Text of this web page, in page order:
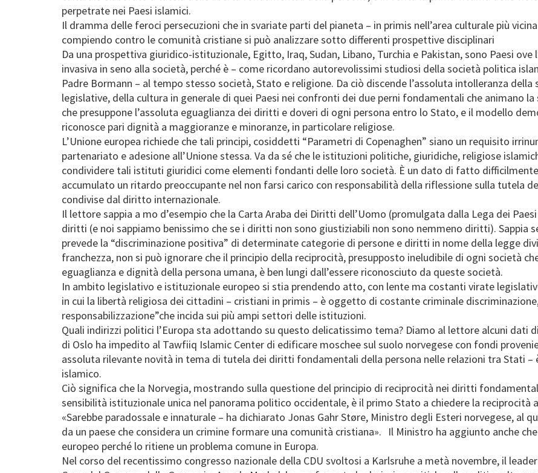
perpetrate nei Paesi islamici.
Il dramma delle feroci persecuzioni che in svariate parti del pianeta – in primis nell’area culturale più
compiendo contro le comunità cristiane si può analizzare sotto differenti prospettive disciplinari
Da una prospettiva giuridico-istituzionale, Egitto, Iraq, Sudan, Libano, Turchia e Pakistan, sono Paesi
invasiva in seno alla società, perché è – come ricordano autorevolissimi studiosi della società politica
Padre Bormann – al tempo stesso società, Stato e religione. Da ciò discende l’assoluta intolleranza
legislative, della cultura in generale di quei Paesi nei confronti dei due perni fondamentali che animano
che presuppone l’assoluta eguaglianza dei diritti e doveri di ogni persona entro lo Stato, e il modello
riconosce pari dignità a maggioranze e minoranze, in particolare religiose.
L’Unione europea richiede che tali principi, cosiddetti “Parametri di Copenaghen” siano un requisito
partenariato e adesione all’Unione stessa. Va da sé che le istituzioni politiche, giuridiche, religiose
condividere tali istituti giuridici come elementi fondanti delle loro società. È un dato di fatto
accumulato un ritardo preoccupante nel non farsi carico con responsabilità della riflessione sulla tutela
condivise dal diritto internazionale.
Il lettore sappia a mo d’esempio che la Carta Araba dei Diritti dell’Uomo (promulgata dalla Lega dei
diritti (e noi sappiamo benissimo che se i diritti non sono giustiziabili non sono nemmeno diritti). Sappia
prevede la “discriminazione positiva” di determinate categorie di persone e diritti in nome della legge
franchezza, non si può ignorare che il principio della reciprocità, presupposto ineludibile di ogni società
eguaglianza e dignità della persona umana, è ben lungi dall’essere riconosciuto da queste società.
In ambito legislativo e istituzionale europeo si stia prendendo atto, con lente ma costanti virate
in cui la libertà religiosa dei cittadini – cristiani in primis – è oggetto di costante criminale
responsabilizzazione”che incida sui più ampi settori delle istituzioni.
Quali indirizzi politici l’Europa sta adottando su questo delicatissimo tema? Diamo al lettore alcuni dati
di Oslo ha impedito al Tawfiiq Islamic Center di edificare moschee sul suolo norvegese con fondi
assoluta rilevante novità in tema di tutela dei diritti fondamentali della persona nelle relazioni tra Stati –
islamico.
Ciò significa che la Norvegia, mostrando sulla questione del principio di reciprocità nei diritti
sensibilità istituzionale unica nel panorama politico occidentale, è il primo Stato a chiedere la reciprocità
«Sarebbe paradossale e innaturale – ha dichiarato Jonas Gahr Støre, Ministro degli Esteri norvegese, al
da un paese che considera un crimine formare una comunità cristiana». Il Ministro ha aggiunto anche
europeo perché lo ritiene un problema comune in Europa.
Nel corso del recentissimo congresso nazionale della CDU svoltosi a Karlsruhe a metà novembre, il